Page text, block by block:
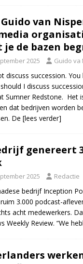
van
media
je de bazen
2025 Guido va
discuss succession.
I discuss
Sumner Redstone. Het
dat bedrijven worden
De [lees verder]
genereert
2025 Redactie
bedrijf Inception
3.000 podcast-
acht medewerkers.
Weekly Review. “We